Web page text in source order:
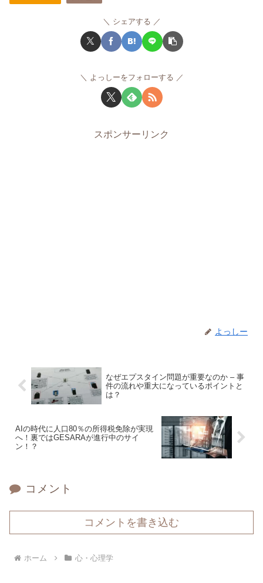
シェアする
よっしーをフォローする
スポンサーリンク
よっしー
なぜエプスタイン問題が重要なのか – 事
件の流れや重大になっているポイントと
は？
AIの時代に人口80％の所得税免除が実現
へ！裏ではGESARAが進行中のサイ
ン！？
コメント
コメントを書き込む
ホーム 心・心理学